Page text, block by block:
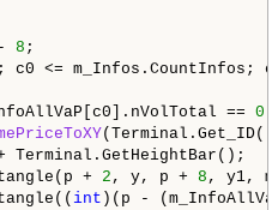
8 ;
; c0 <= m_Infos.CountInfos;
== 0
+ 2 , y, p + 8 , y1,
int )(p -